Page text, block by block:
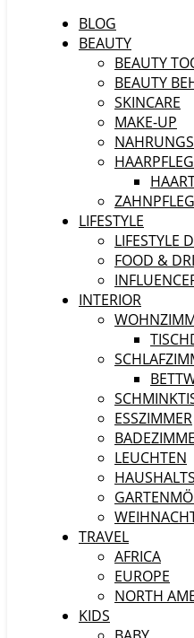
BLOG
BEAUTY
BEAUTY
BEAUTY
SKINCARE
MAKE-UP
LIFESTYLE
LIFESTYLE
FOOD &
INTERIOR
ESSZIMMER
LEUCHTEN
TRAVEL
AFRICA
EUROPE
NORTH
KIDS